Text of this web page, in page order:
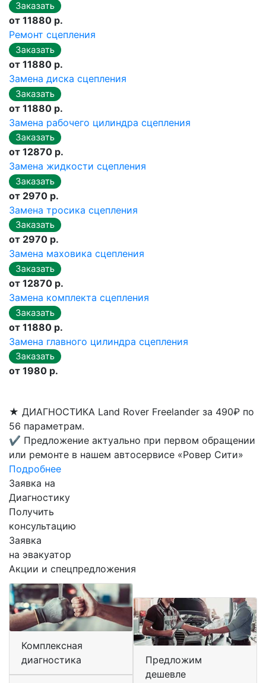
от 11880 р.
Ремонт сцепления
от 11880 р.
Замена диска сцепления
от 11880 р.
Замена рабочего цилиндра сцепления
от 12870 р.
Замена жидкости сцепления
от 2970 р.
Замена тросика сцепления
от 2970 р.
Замена маховика сцепления
от 12870 р.
Замена комплекта сцепления
от 11880 р.
Замена главного цилиндра сцепления
от 1980 р.
★ ДИАГНОСТИКА Land Rover Freelander за 490₽ по
56 параметрам.
✔ Предложение актуально при первом обращении
или ремонте в нашем автосервисе «Ровер Сити»
Подробнее
Заявка на
Диагностику
Получить
консультацию
Заявка
на эвакуатор
Акции и спецпредложения
Комплексная
диагностика
Предложим
дешевле